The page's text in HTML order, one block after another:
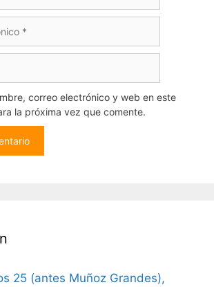
correo electrónico y web en este
la próxima vez que comente.
25 (antes Muñoz Grandes),